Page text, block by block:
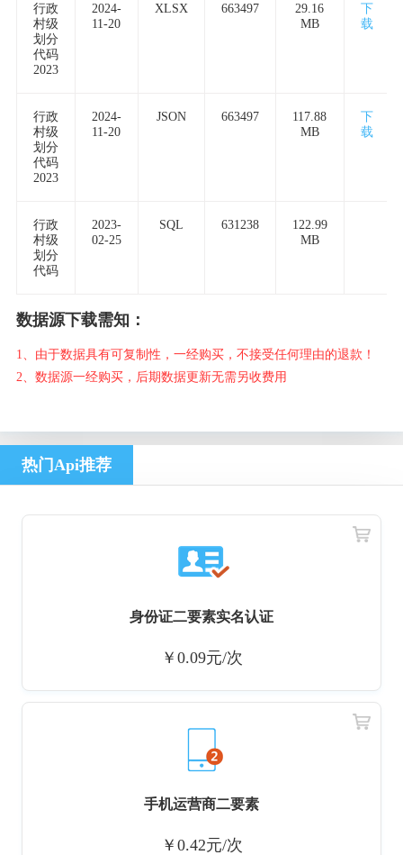
行政
村级
划分
代码
2023
2024-
11-20
XLSX 663497
29.16
MB
下
载
行政
村级
划分
代码
2023
2024-
11-20
JSON 663497
117.88
MB
下
载
行政
村级
划分
代码
2023-
02-25
SQL 631238
122.99
MB
数据源下载需知：
1、由于数据具有可复制性，一经购买，不接受任何理由的退款！
2、数据源一经购买，后期数据更新无需另收费用
热门Api推荐
身份证二要素实名认证
￥0.09元/次
手机运营商二要素
￥0.42元/次